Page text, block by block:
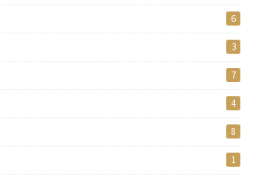
6
3
7
4
8
1